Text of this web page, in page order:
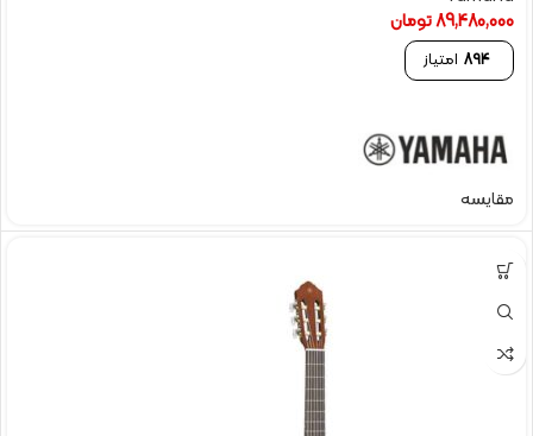
89,480,000تومان
894 امتیاز
مقایسه